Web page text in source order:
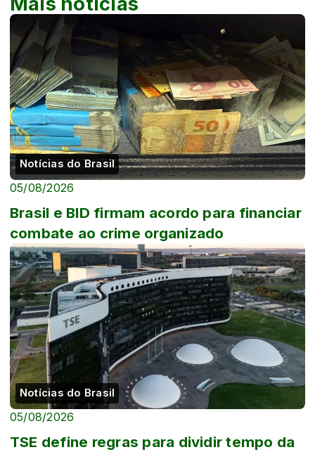
Notícias do Brasil
05/08/2026
Brasil e BID firmam acordo para financiar
combate ao crime organizado
Notícias do Brasil
05/08/2026
TSE define regras para dividir tempo da